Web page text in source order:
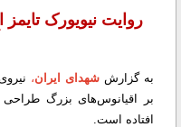
روایت نیویورک تایمز
به گزارش شهدای ایران،
بر اقیانوس‌های بزرگ طراحی
افتاده است.